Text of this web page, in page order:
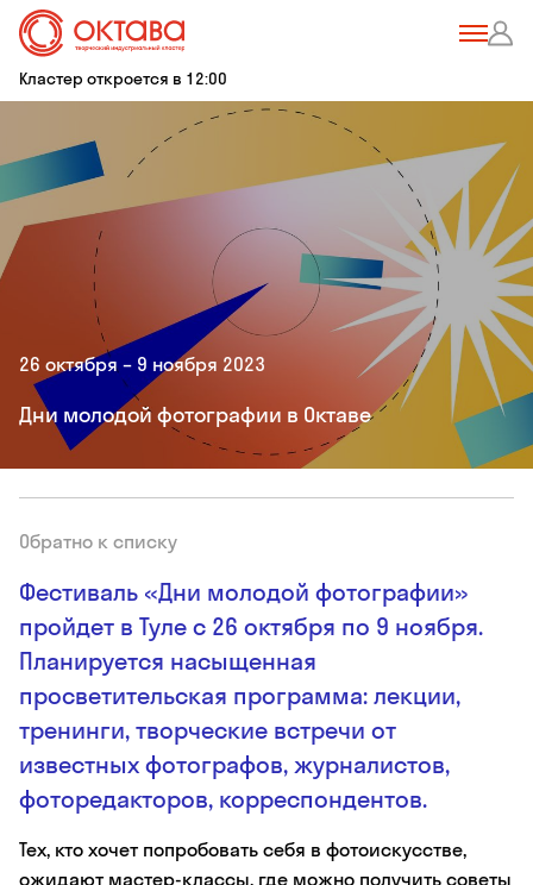
Кластер откроется в 12:00
26 октября – 9 ноября 2023
Дни молодой фотографии в Октаве
Фестиваль «Дни молодой фотографии»
пройдет в Туле с 26 октября по 9 ноября.
Планируется насыщенная
просветительская программа: лекции,
тренинги, творческие встречи от
известных фотографов, журналистов,
фоторедакторов, корреспондентов.
Тех, кто хочет попробовать себя в фотоискусстве,
ожидают мастер-классы, где можно получить советы
Обратно к списку